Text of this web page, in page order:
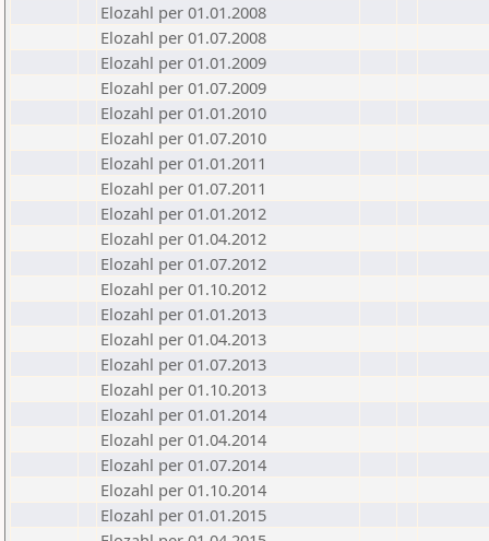
Elozahl per 01.01.2008
Elozahl per 01.07.2008
Elozahl per 01.01.2009
Elozahl per 01.07.2009
Elozahl per 01.01.2010
Elozahl per 01.07.2010
Elozahl per 01.01.2011
Elozahl per 01.07.2011
Elozahl per 01.01.2012
Elozahl per 01.04.2012
Elozahl per 01.07.2012
Elozahl per 01.10.2012
Elozahl per 01.01.2013
Elozahl per 01.04.2013
Elozahl per 01.07.2013
Elozahl per 01.10.2013
Elozahl per 01.01.2014
Elozahl per 01.04.2014
Elozahl per 01.07.2014
Elozahl per 01.10.2014
Elozahl per 01.01.2015